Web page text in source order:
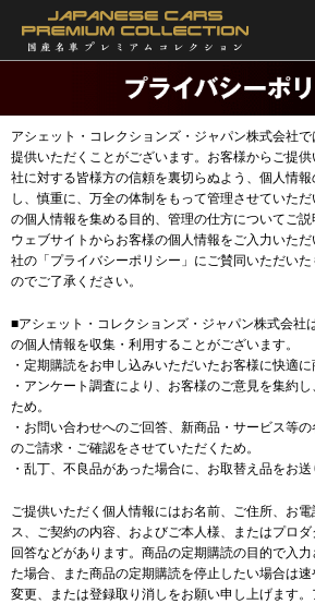
アシェット・コレクションズ・ジャパン株式会社
提供いただくことがございます。お客様からご提
社に対する皆様方の信頼を裏切らぬよう、個人情
し、慎重に、万全の体制をもって管理させていた
の個人情報を集める目的、管理の仕方についてご
ウェブサイトからお客様の個人情報をご入力いた
社の「プライバシーポリシー」にご賛同いただい
のでご了承ください。
■アシェット・コレクションズ・ジャパン株式会社
の個人情報を収集・利用することがございます。
・定期購読をお申し込みいただいたお客様に快適に
・アンケート調査により、お客様のご意見を集約
ため。
・お問い合わせへのご回答、新商品・サービス等
のご請求・ご確認をさせていただくため。
・乱丁、不良品があった場合に、お取替え品をお送
ご提供いただく個人情報にはお名前、ご住所、お
ス、ご契約の内容、およびご本人様、またはプロ
回答などがあります。商品の定期購読の目的で入
た場合、また商品の定期購読を停止したい場合は
変更、または登録取り消しをお願い申し上げます